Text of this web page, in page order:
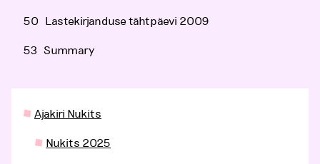
50 Lastekirjanduse tähtpäevi 2009
53 Summary
Ajakiri Nukits
Nukits 2025